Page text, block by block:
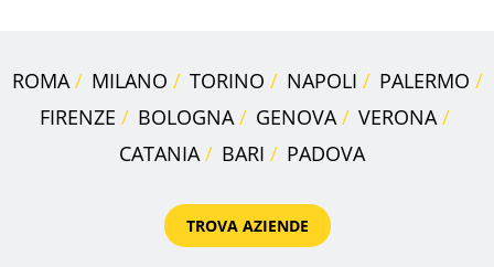
ROMA MILANO TORINO NAPOLI
PALERMO
FIRENZE
BOLOGNA GENOVA
VERONA
CATANIA
BARI PADOVA
TROVA AZIENDE